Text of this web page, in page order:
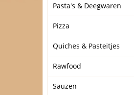
Pasta's & Deegwaren
Pizza
Quiches & Pasteitjes
Rawfood
Sauzen